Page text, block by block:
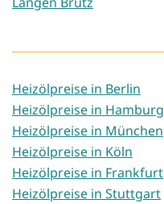
Heizölpreise in Berlin
Heizölpreise in Hamburg
Heizölpreise in München
Heizölpreise in Köln
Heizölpreise in Frankfurt
Heizölpreise in Stuttgart